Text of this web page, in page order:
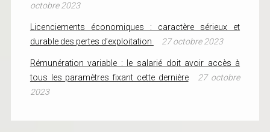
octobre 2023
Licenciements économiques : caractère sérieux et
durable des pertes d’exploitation
27 octobre 2023
Rémunération variable : le salarié doit avoir accès à
tous les paramètres fixant cette dernière
27 octobre
2023